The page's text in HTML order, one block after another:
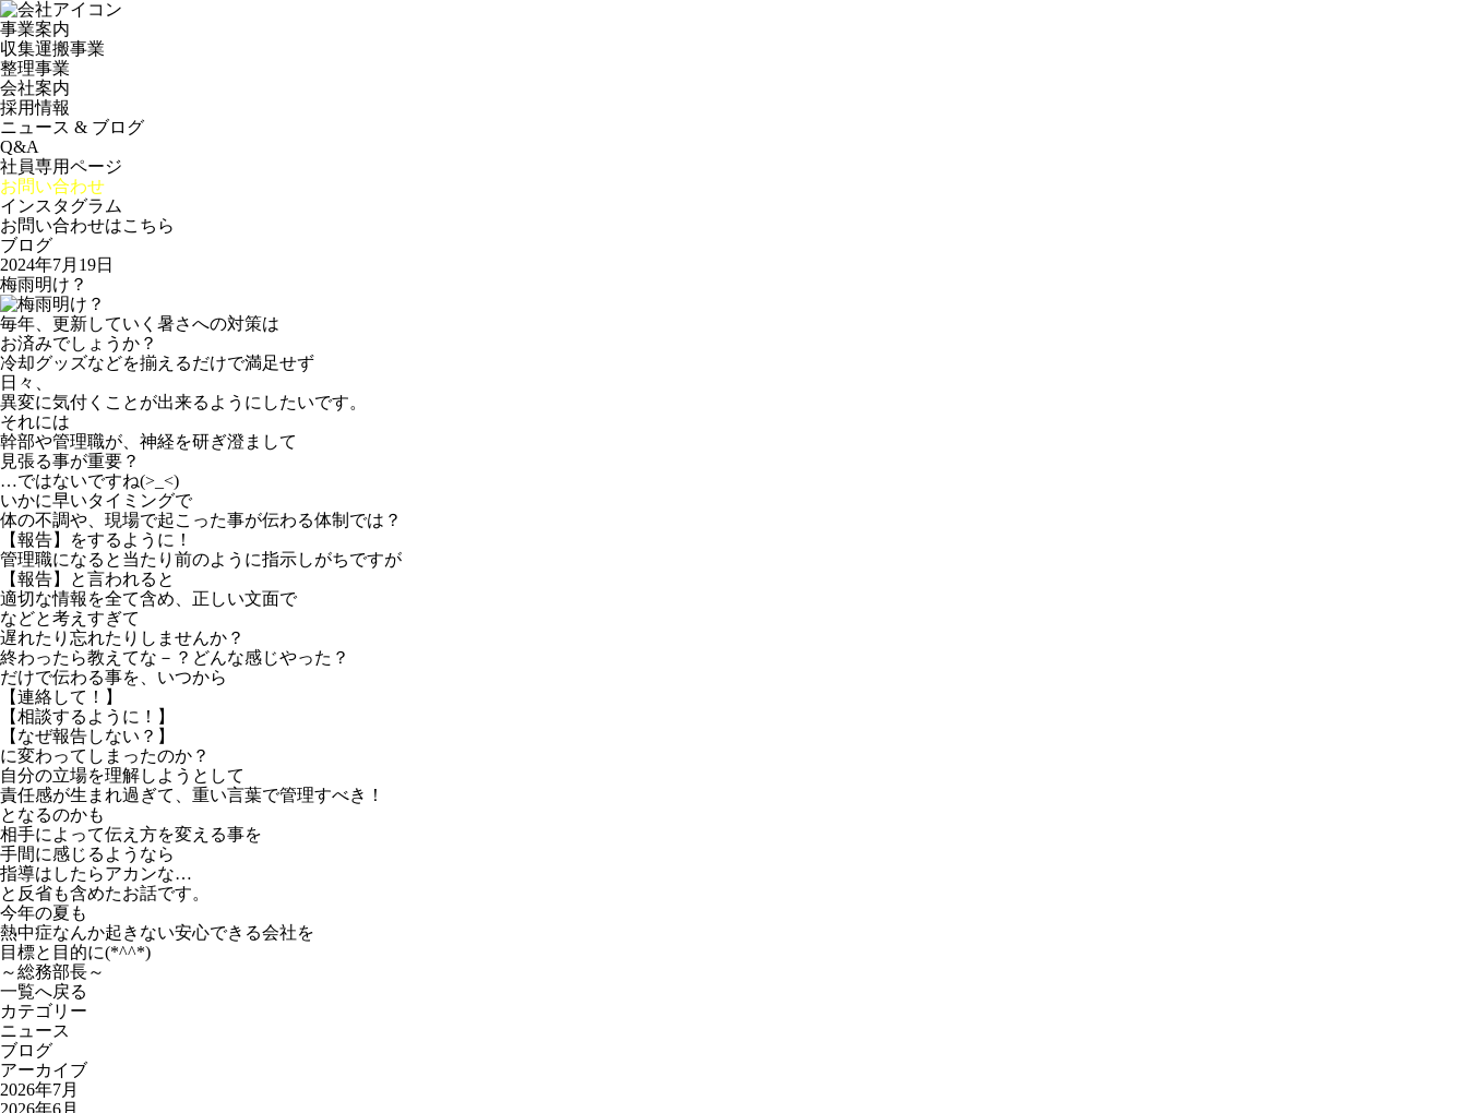
事業案内
収集運搬事業
整理事業
会社案内
採用情報
ニュース & ブログ
Q&A
社員専用ページ
お問い合わせ
インスタグラム
お問い合わせはこちら
ブログ
2024年7月19日
梅雨明け？
毎年、更新していく暑さへの対策は
お済みでしょうか？
冷却グッズなどを揃えるだけで満足せず
日々、
異変に気付くことが出来るようにしたいです。
それには
幹部や管理職が、神経を研ぎ澄まして
見張る事が重要？
…ではないですね(>_<)
いかに早いタイミングで
体の不調や、現場で起こった事が伝わる体制では？
【報告】をするように！
管理職になると当たり前のように指示しがちですが
【報告】と言われると
適切な情報を全て含め、正しい文面で
などと考えすぎて
遅れたり忘れたりしませんか？
終わったら教えてな－？どんな感じやった？
だけで伝わる事を、いつから
【連絡して！】
【相談するように！】
【なぜ報告しない？】
に変わってしまったのか？
自分の立場を理解しようとして
責任感が生まれ過ぎて、重い言葉で管理すべき！
となるのかも
相手によって伝え方を変える事を
手間に感じるようなら
指導はしたらアカンな…
と反省も含めたお話です。
今年の夏も
熱中症なんか起きない安心できる会社を
目標と目的に(*^^*)
～総務部長～
一覧へ戻る
カテゴリー
ニュース
ブログ
アーカイブ
2026年7月
2026年6月